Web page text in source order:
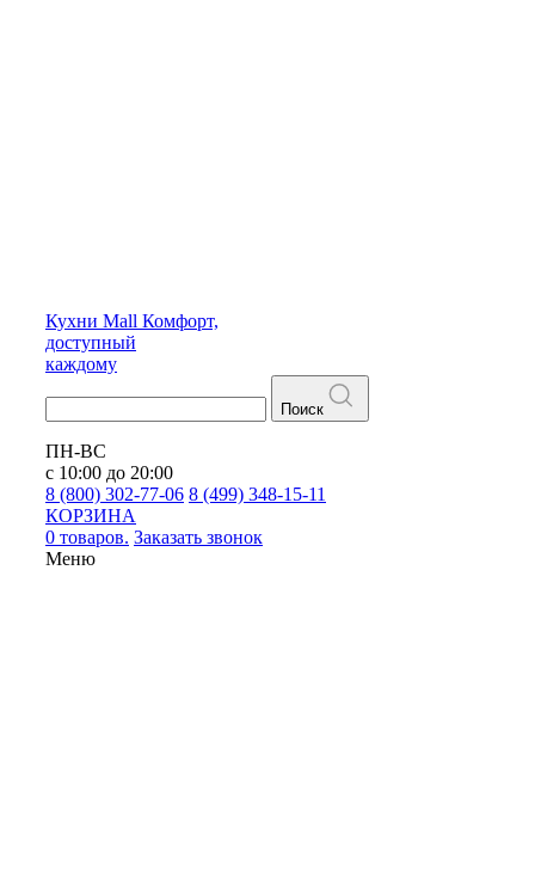
Кухни Mall Комфорт,
доступный
каждому
Поиск
ПН-ВС
с 10:00 до 20:00
8 (800) 302-77-06 8 (499) 348-15-11
КОРЗИНА
0 товаров. Заказать звонок
Меню